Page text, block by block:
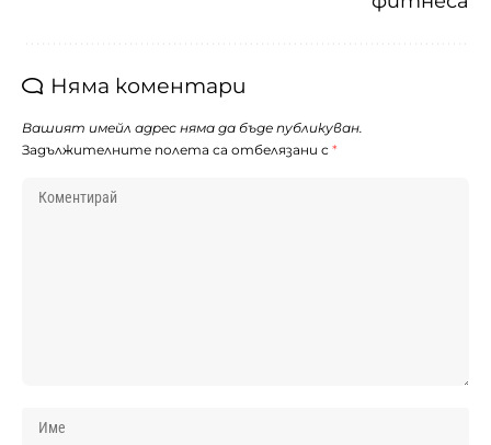
Няма коментари
Вашият имейл адрес няма да бъде публикуван.
Задължителните полета са отбелязани с *